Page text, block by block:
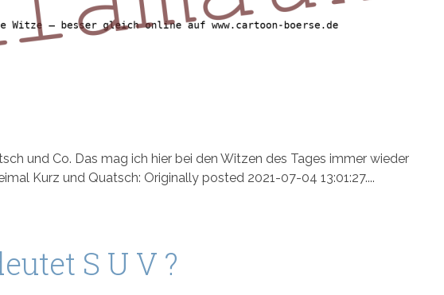
und Co. Das mag ich hier bei den Witzen des Tages immer wieder
Kurz und Quatsch: Originally posted 2021-07-04 13:01:27....
S U V ?